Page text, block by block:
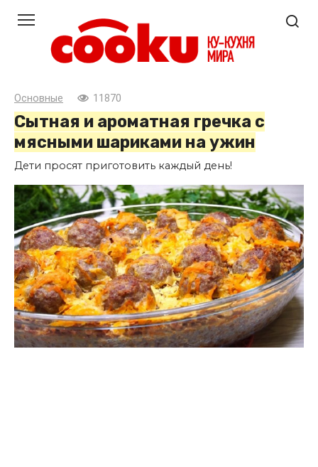
контенту
Основные 11870
Сытная и ароматная гречка с
мясными шариками на ужин
Дети просят приготовить каждый день!